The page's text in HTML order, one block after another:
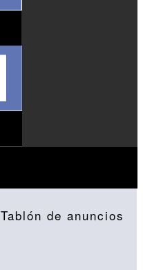
Tablón de anuncios